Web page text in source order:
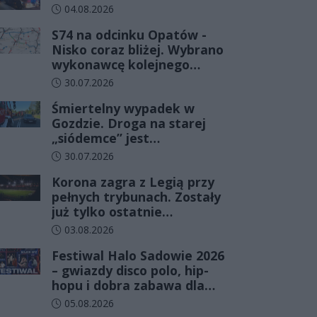
Data dodania artykułu:
04.08.2026
S74 na odcinku Opatów -
Nisko coraz bliżej. Wybrano
wykonawcę kolejnego
odcinka
Data dodania artykułu:
30.07.2026
Śmiertelny wypadek w
Gozdzie. Droga na starej
„siódemce” jest
zablokowana
Data dodania artykułu:
30.07.2026
Korona zagra z Legią przy
pełnych trybunach. Zostały
już tylko ostatnie
wejściówki
Data dodania artykułu:
03.08.2026
Festiwal Halo Sadowie 2026
– gwiazdy disco polo, hip-
hopu i dobra zabawa dla
całej rodziny!
Data dodania artykułu:
05.08.2026